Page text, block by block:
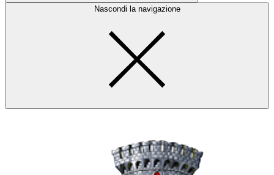
Nascondi la navigazione